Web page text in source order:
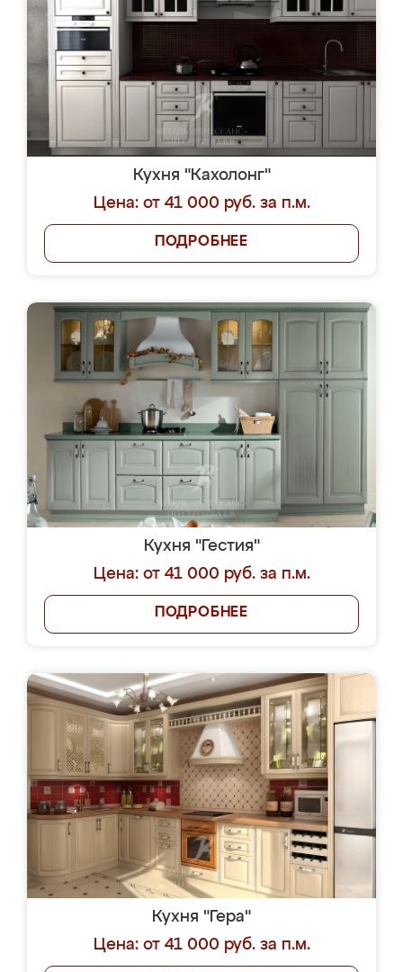
Кухня "Кахолонг"
Цена: от 41 000 руб. за п.м.
ПОДРОБНЕЕ
Кухня "Гестия"
Цена: от 41 000 руб. за п.м.
ПОДРОБНЕЕ
Кухня "Гера"
Цена: от 41 000 руб. за п.м.